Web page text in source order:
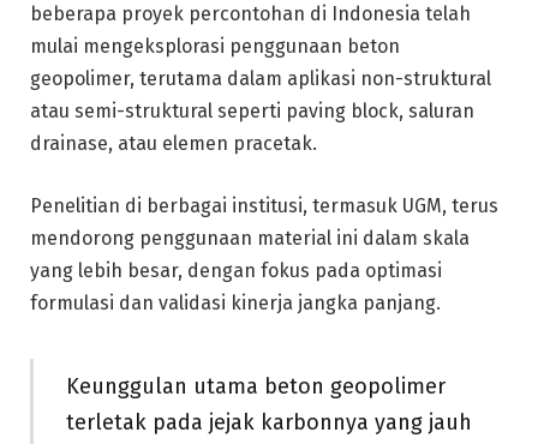
beberapa proyek percontohan di Indonesia telah
mulai mengeksplorasi penggunaan beton
geopolimer, terutama dalam aplikasi non-struktural
atau semi-struktural seperti paving block, saluran
drainase, atau elemen pracetak.
Penelitian di berbagai institusi, termasuk UGM, terus
mendorong penggunaan material ini dalam skala
yang lebih besar, dengan fokus pada optimasi
formulasi dan validasi kinerja jangka panjang.
Keunggulan utama beton geopolimer
terletak pada jejak karbonnya yang jauh